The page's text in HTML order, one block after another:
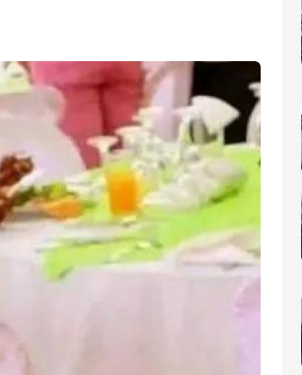
le 6ème rang africain et la 31e place